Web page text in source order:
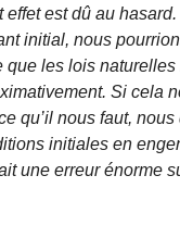
est dû au
initial, nous
que les lois
Si cela
qu’il nous faut,
initiales en
une erreur énorme